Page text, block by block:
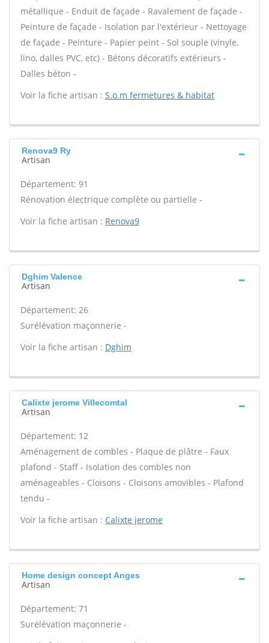
métallique - Enduit de façade - Ravalement de façade -
Peinture de façade - Isolation par l'extérieur - Nettoyage
de façade - Peinture - Papier peint - Sol souple (vinyle,
lino, dalles PVC, etc) - Bétons décoratifs extérieurs -
Dalles béton -
Voir la fiche artisan : S.o.m fermetures & habitat
Renova9 Ry
Artisan
Département: 91
Rénovation électrique complète ou partielle -
Voir la fiche artisan : Renova9
Dghim Valence
Artisan
Département: 26
Surélévation maçonnerie -
Voir la fiche artisan : Dghim
Calixte jerome Villecomtal
Artisan
Département: 12
Aménagement de combles - Plaque de plâtre - Faux
plafond - Staff - Isolation des combles non
aménageables - Cloisons - Cloisons amovibles - Plafond
tendu -
Voir la fiche artisan : Calixte jerome
Home design concept Anges
Artisan
Département: 71
Surélévation maçonnerie -